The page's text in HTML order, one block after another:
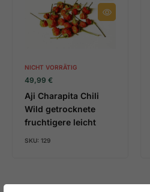
NICHT VORRÄTIG
49,99 €
Aji Charapita Chili
Wild getrocknete
fruchtigere leicht
SKU: 129